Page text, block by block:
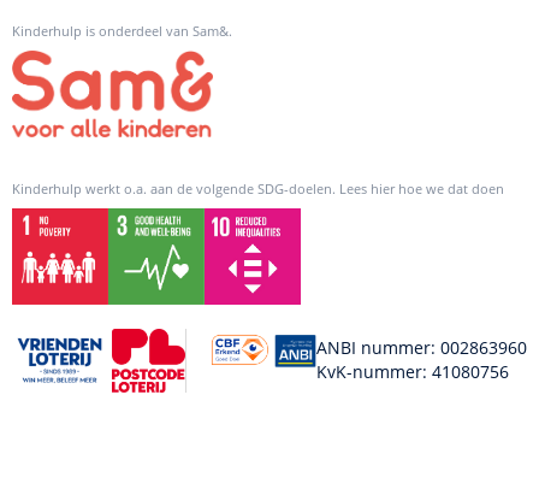
Kinderhulp is onderdeel van Sam&.
Kinderhulp werkt o.a. aan de volgende SDG-doelen. Lees hier hoe we dat doen
ANBI nummer: 002863960
KvK-nummer: 41080756